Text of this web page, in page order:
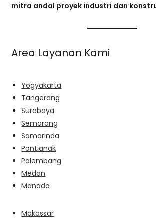
mitra andal proyek industri dan
Area Layanan Kami
Yogyakarta
Tangerang
Surabaya
Semarang
Samarinda
Pontianak
Palembang
Medan
Manado
Makassar